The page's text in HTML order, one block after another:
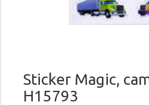
Sticker Magic,
H15793